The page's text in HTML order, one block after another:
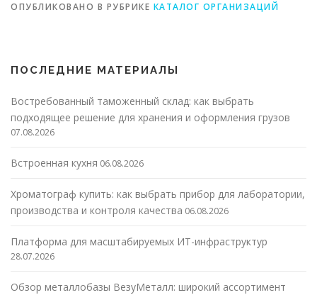
ОПУБЛИКОВАНО В РУБРИКЕ КАТАЛОГ ОРГАНИЗАЦИЙ
ПОСЛЕДНИЕ МАТЕРИАЛЫ
Востребованный таможенный склад: как выбрать
подходящее решение для хранения и оформления грузов
07.08.2026
Встроенная кухня 06.08.2026
Хроматограф купить: как выбрать прибор для лаборатории,
производства и контроля качества 06.08.2026
Платформа для масштабируемых ИТ-инфраструктур
28.07.2026
Обзор металлобазы ВезуМеталл: широкий ассортимент